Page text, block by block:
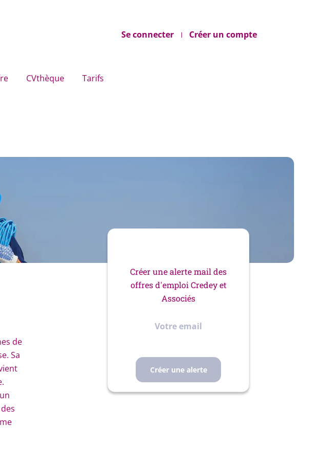
Se connecter Créer un compte
CVthèque Tarifs
de
Sa
Créer une alerte mail des
offres d'emploi Credey et
Associés